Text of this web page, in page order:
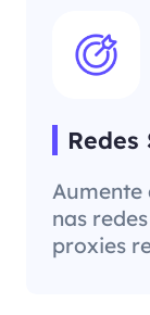
Redes
Aumente
nas
proxies